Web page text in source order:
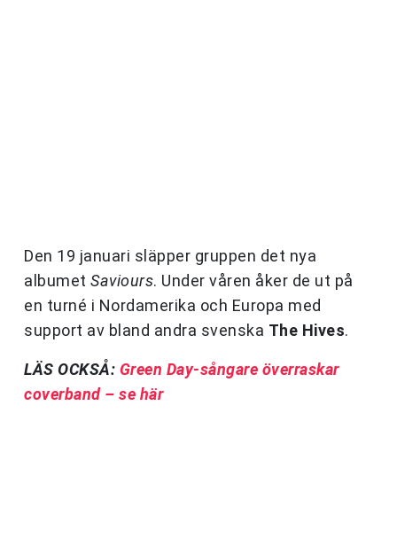
Den 19 januari släpper gruppen det nya
albumet Saviours. Under våren åker de ut på
en turné i Nordamerika och Europa med
support av bland andra svenska The Hives.
LÄS OCKSÅ: Green Day-sångare överraskar
coverband – se här